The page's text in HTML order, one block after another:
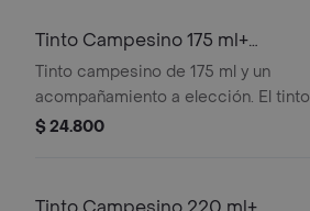
Tinto Campesino 175 ml+
Acompañamiento
Tinto campesino de 175 ml y un
acompañamiento a elección. El tinto
contiene panela, canela y clavos.
$ 24.800